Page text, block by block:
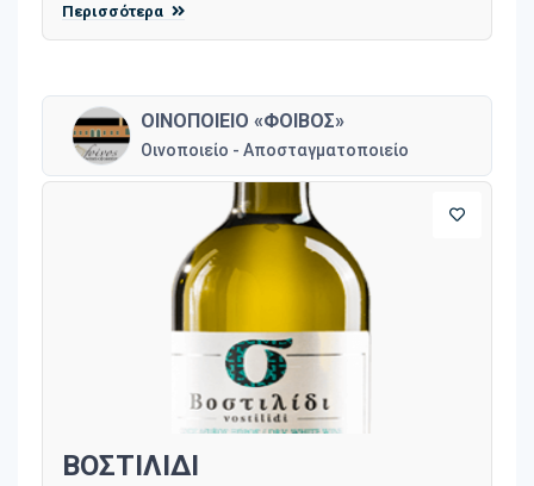
Περισσότερα
ΟΙΝΟΠΟΙΕΙΟ «ΦΟΙΒΟΣ»
Οινοποιείο - Αποσταγματοποιείο
ΒΟΣΤΙΛΙΔΙ